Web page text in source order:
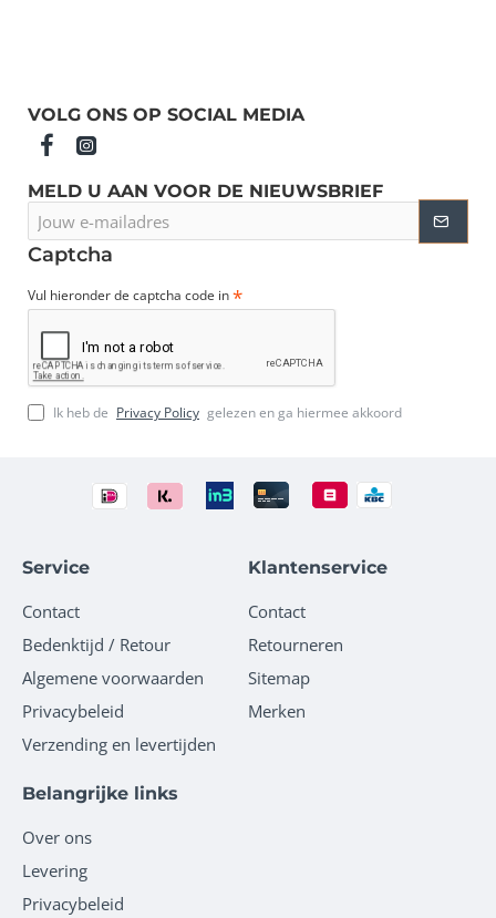
VOLG ONS OP SOCIAL MEDIA
MELD U AAN VOOR DE NIEUWSBRIEF
e-
mailadres
Captcha
Vul hieronder de captcha code in
Ik heb de Privacy Policy gelezen en ga hiermee akkoord
Service
Contact
Bedenktijd / Retour
Algemene voorwaarden
Privacybeleid
Verzending en levertijden
Klantenservice
Contact
Retourneren
Sitemap
Merken
Belangrijke links
Over ons
Levering
Privacybeleid